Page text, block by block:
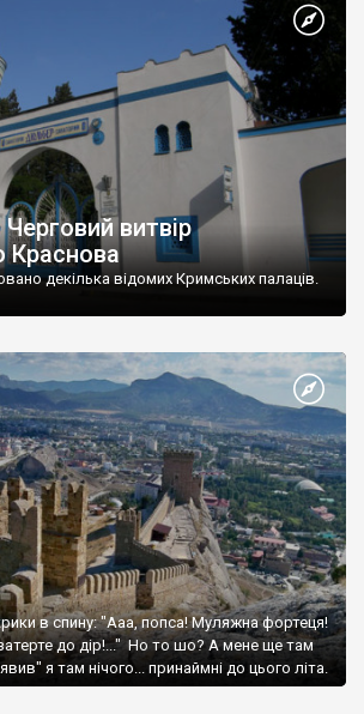
витвір
Краснова
декілька відомих Кримських палаців.
в спину: "Ааа, попса! Муляжна фортеця!
до дір!..." Но то шо? А мене ще там
я там нічого... принаймні до цього літа.